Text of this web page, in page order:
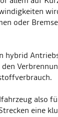
oder
hybrid
also
eine